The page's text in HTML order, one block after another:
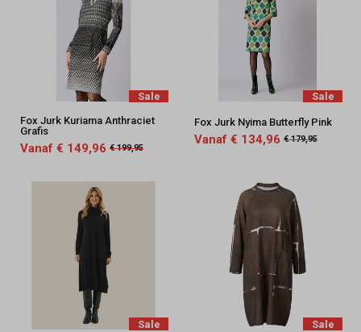
Sale
Fox Jurk Kuriama Anthraciet
Grafis
Vanaf € 149,96 € 199,95
Sale
Fox Jurk Nyima Butterfly Pink
Vanaf € 134,96 € 179,95
Sale Sale